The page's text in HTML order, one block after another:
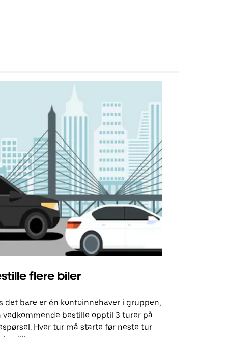
flere biler
det bare er én kontoinnehaver i gruppen,
vedkommende bestille opptil 3 turer på
Hver tur må starte før neste tur